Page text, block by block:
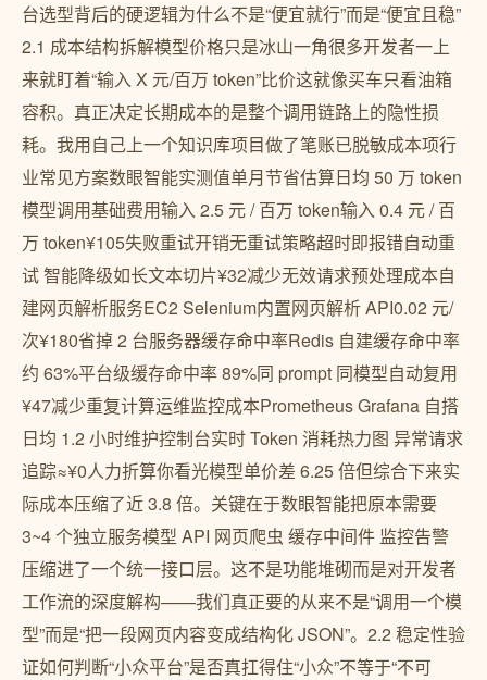
台选型背后的硬逻辑为什么不是“便宜就行”而是“便宜且稳”
2.1 成本结构拆解模型价格只是冰山一角很多开发者一上
来就盯着“输入 X 元/百万 token”比价这就像买车只看油箱
容积。真正决定长期成本的是整个调用链路上的隐性损
耗。我用自己上一个知识库项目做了笔账已脱敏成本项行
业常见方案数眼智能实测值单月节省估算日均 50 万 token
模型调用基础费用输入 2.5 元 / 百万 token输入 0.4 元 / 百
万 token¥105失败重试开销无重试策略超时即报错自动重
试 智能降级如长文本切片¥32减少无效请求预处理成本自
建网页解析服务EC2 Selenium内置网页解析 API0.02 元/
次¥180省掉 2 台服务器缓存命中率Redis 自建缓存命中率
约 63%平台级缓存命中率 89%同 prompt 同模型自动复用
¥47减少重复计算运维监控成本Prometheus Grafana 自搭
日均 1.2 小时维护控制台实时 Token 消耗热力图 异常请求
追踪≈¥0人力折算你看光模型单价差 6.25 倍但综合下来实
际成本压缩了近 3.8 倍。关键在于数眼智能把原本需要
3~4 个独立服务模型 API 网页爬虫 缓存中间件 监控告警
压缩进了一个统一接口层。这不是功能堆砌而是对开发者
工作流的深度解构——我们真正要的从来不是“调用一个模
型”而是“把一段网页内容变成结构化 JSON”。2.2 稳定性验
证如何判断“小众平台”是否真扛得住“小众”不等于“不可